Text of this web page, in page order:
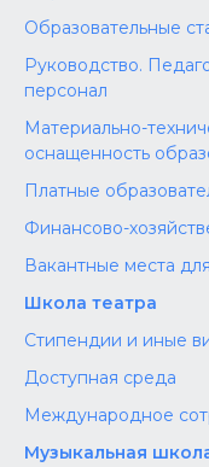
Образовательные
Руководство.
персонал
Материально-
оснащенность
Платные
Финансово-
Вакантные места
Школа театра
Стипендии и иные
Доступная среда
Международное
Музыкальная